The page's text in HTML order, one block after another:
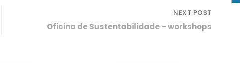
NEXT POST
Oficina de Sustentabilidade – workshops